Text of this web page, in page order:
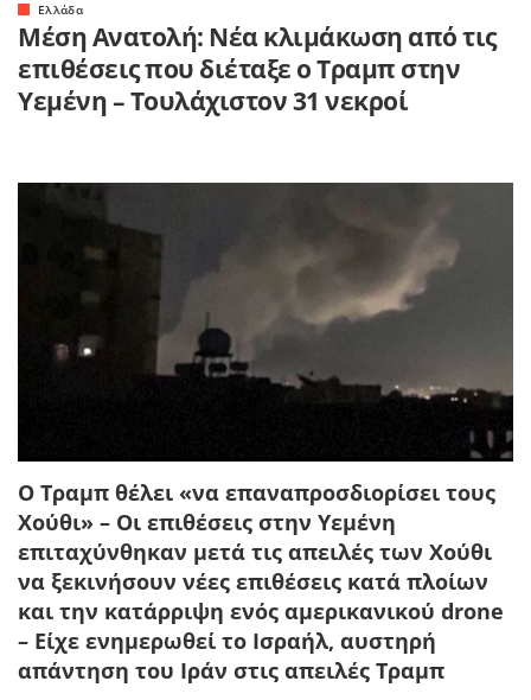
Ελλάδα
Μέση Ανατολή: Νέα κλιμάκωση από τις
επιθέσεις που διέταξε ο Τραμπ στην
Υεμένη – Τουλάχιστον 31 νεκροί
Ο Τραμπ θέλει «να επαναπροσδιορίσει τους
Χούθι» – Οι επιθέσεις στην Υεμένη
επιταχύνθηκαν μετά τις απειλές των Χούθι
να ξεκινήσουν νέες επιθέσεις κατά πλοίων
και την κατάρριψη ενός αμερικανικού drone
– Είχε ενημερωθεί το Ισραήλ, αυστηρή
απάντηση του Ιράν στις απειλές Τραμπ